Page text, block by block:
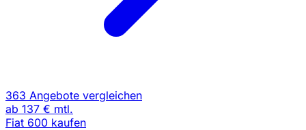
363 Angebote vergleichen
ab 137 € mtl.
Fiat 600 kaufen